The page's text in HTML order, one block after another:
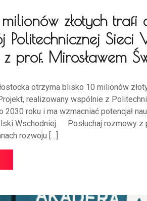
złotych trafi
Politechnicznej Sieci
prof. Mirosławem
otrzyma blisko 10 milionów
realizowany wspólnie z
2030 roku i ma wzmacniać potencjał
Wschodniej. Posłuchaj rozmowy z
rozwoju […]